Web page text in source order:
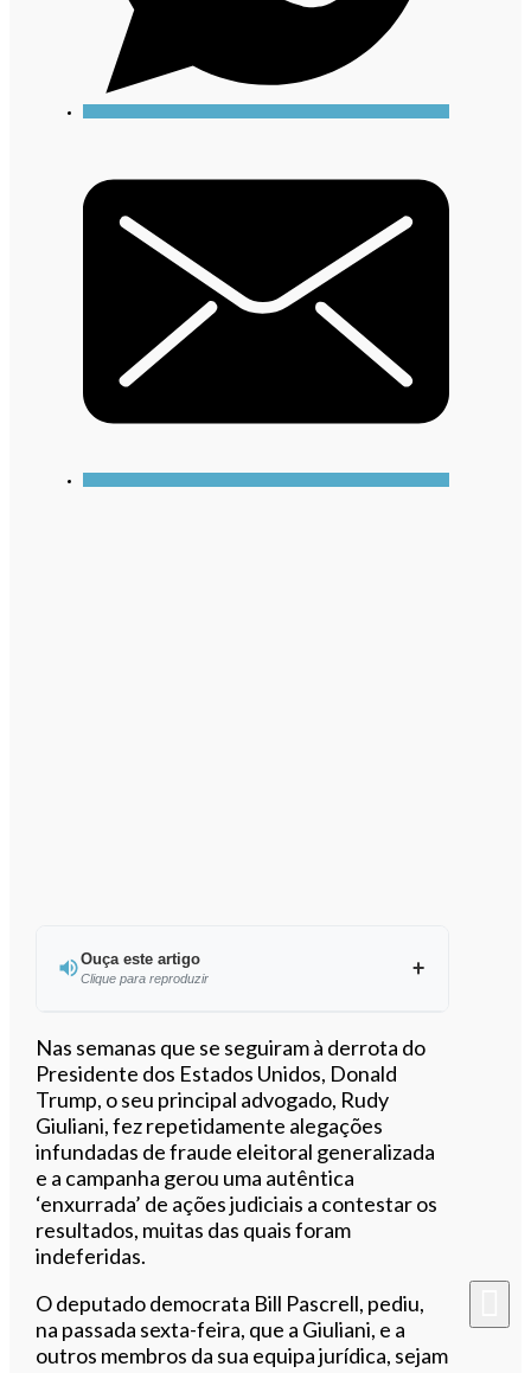
Ouça este artigo
Clique para reproduzir
Ouvir este artigo
Nas semanas que se seguiram à derrota do
Presidente dos Estados Unidos, Donald
Trump, o seu principal advogado, Rudy
Giuliani, fez repetidamente alegações
infundadas de fraude eleitoral generalizada
e a campanha gerou uma autêntica
‘enxurrada’ de ações judiciais a contestar os
resultados, muitas das quais foram
indeferidas.
O deputado democrata Bill Pascrell, pediu,
na passada sexta-feira, que a Giuliani, e a
outros membros da sua equipa jurídica, sejam